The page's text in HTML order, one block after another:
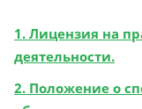
1. Лицензия на
деятельности.
2. Положение о